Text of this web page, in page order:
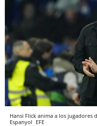
Hansi Flick anima a los jugadores
Espanyol EFE